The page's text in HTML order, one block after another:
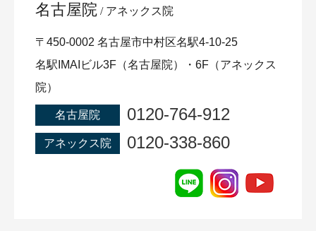
名古屋院
アネックス院
〒450-0002 名古屋市中村区名駅4-10-25
名駅IMAIビル3F（名古屋院）・6F（アネックス
院）
名古屋院 0120-764-912
アネックス院 0120-338-860